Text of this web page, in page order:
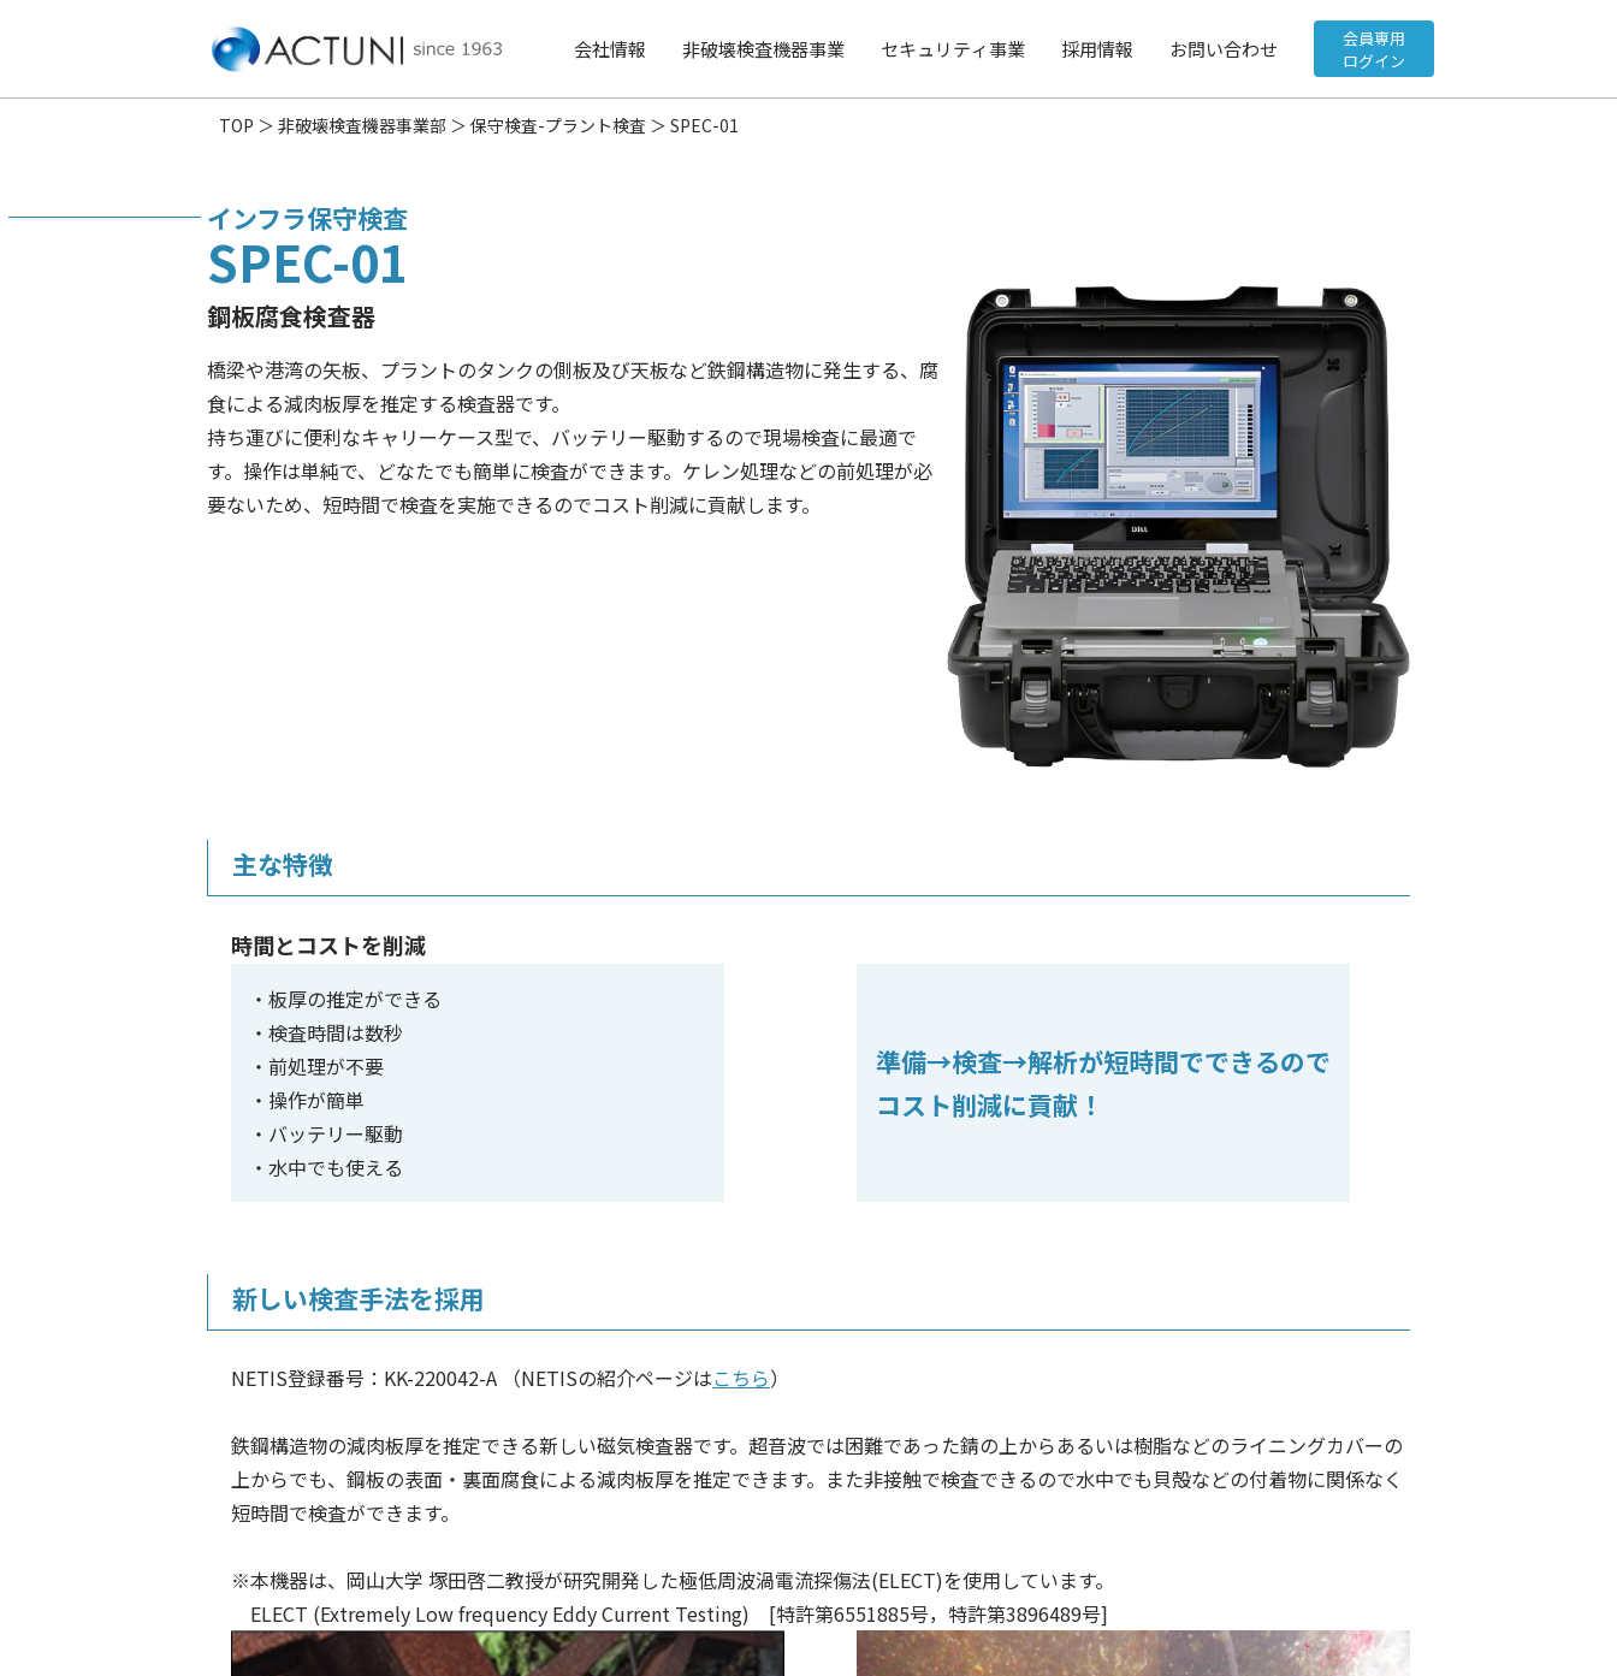
会社情報 非破壊検査機器事業 セキュリティ事業 採用情報 お問い合わせ
会員専用
ログイン
TOP 非破壊検査機器事業部 保守検査-プラント検査 SPEC-01
インフラ保守検査
SPEC-01
鋼板腐食検査器
橋梁や港湾の矢板、プラントのタンクの側板及び天板など鉄鋼構造物に発生する、腐
食による減肉板厚を推定する検査器です。
持ち運びに便利なキャリーケース型で、バッテリー駆動するので現場検査に最適で
す。操作は単純で、どなたでも簡単に検査ができます。ケレン処理などの前処理が必
要ないため、短時間で検査を実施できるのでコスト削減に貢献します。
主な特徴
時間とコストを削減
板厚の推定ができる
検査時間は数秒
前処理が不要
操作が簡単
バッテリー駆動
水中でも使える
準備→検査→解析が短時間でできるので
コスト削減に貢献！
新しい検査手法を採用
NETIS登録番号：KK-220042-A （NETISの紹介ページはこちら）
鉄鋼構造物の減肉板厚を推定できる新しい磁気検査器です。超音波では困難であった錆の上からあるいは樹脂などのライニングカバーの
上からでも、鋼板の表面・裏面腐食による減肉板厚を推定できます。また非接触で検査できるので水中でも貝殻などの付着物に関係なく
短時間で検査ができます。
※本機器は、岡山大学 塚田啓二教授が研究開発した極低周波渦電流探傷法(ELECT)を使用しています。
ELECT (Extremely Low frequency Eddy Current Testing) [特許第6551885号，特許第3896489号]